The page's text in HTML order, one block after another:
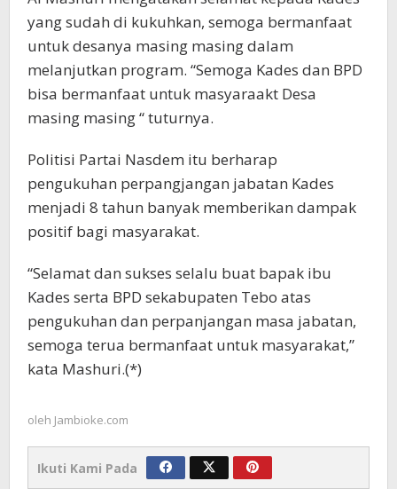
yang sudah di kukuhkan, semoga bermanfaat
untuk desanya masing masing dalam
melanjutkan program. “Semoga Kades dan BPD
bisa bermanfaat untuk masyaraakt Desa
masing masing “ tuturnya.
Politisi Partai Nasdem itu berharap
pengukuhan perpangjangan jabatan Kades
menjadi 8 tahun banyak memberikan dampak
positif bagi masyarakat.
“Selamat dan sukses selalu buat bapak ibu
Kades serta BPD sekabupaten Tebo atas
pengukuhan dan perpanjangan masa jabatan,
semoga terua bermanfaat untuk masyarakat,”
kata Mashuri.(*)
oleh Jambioke.com
Ikuti Kami Pada